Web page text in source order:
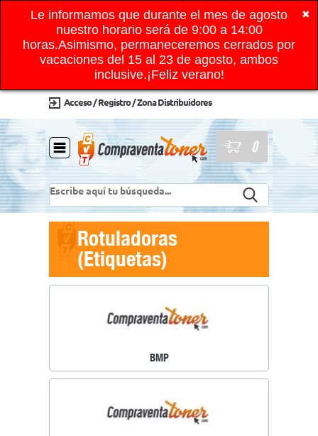
✖
Le informamos que durante el mes de agosto
nuestro horario será de 9:00 a 14:00
horas.Asimismo, permaneceremos cerrados por
vacaciones del 15 al 23 de agosto, ambos
inclusive.¡Feliz verano!
Acceso / Registro / Zona Distribuidores
0
Rotuladoras
(Etiquetas)
BMP